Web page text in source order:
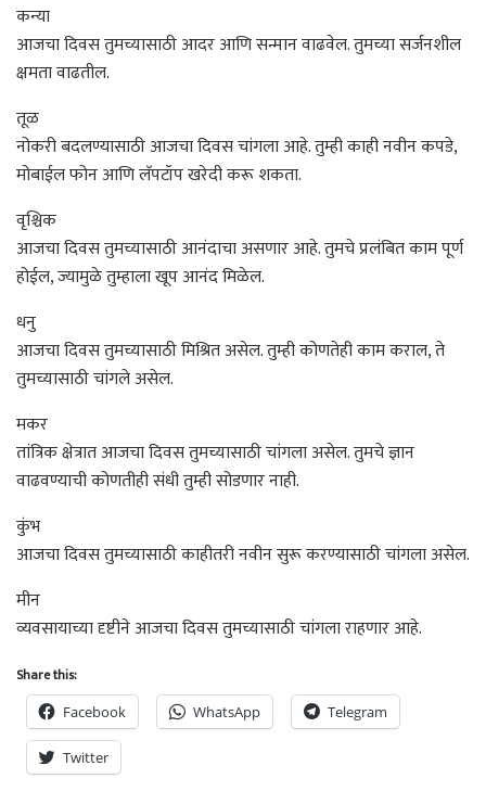
कन्या
आजचा दिवस तुमच्यासाठी आदर आणि सन्मान वाढवेल. तुमच्या सर्जनशील
क्षमता वाढतील.
तूळ
नोकरी बदलण्यासाठी आजचा दिवस चांगला आहे. तुम्ही काही नवीन कपडे,
मोबाईल फोन आणि लॅपटॉप खरेदी करू शकता.
वृश्चिक
आजचा दिवस तुमच्यासाठी आनंदाचा असणार आहे. तुमचे प्रलंबित काम पूर्ण
होईल, ज्यामुळे तुम्हाला खूप आनंद मिळेल.
धनु
आजचा दिवस तुमच्यासाठी मिश्रित असेल. तुम्ही कोणतेही काम कराल, ते
तुमच्यासाठी चांगले असेल.
मकर
तांत्रिक क्षेत्रात आजचा दिवस तुमच्यासाठी चांगला असेल. तुमचे ज्ञान
वाढवण्याची कोणतीही संधी तुम्ही सोडणार नाही.
कुंभ
आजचा दिवस तुमच्यासाठी काहीतरी नवीन सुरू करण्यासाठी चांगला असेल.
मीन
व्यवसायाच्या दृष्टीने आजचा दिवस तुमच्यासाठी चांगला राहणार आहे.
Share this:
Facebook WhatsApp Telegram
Twitter